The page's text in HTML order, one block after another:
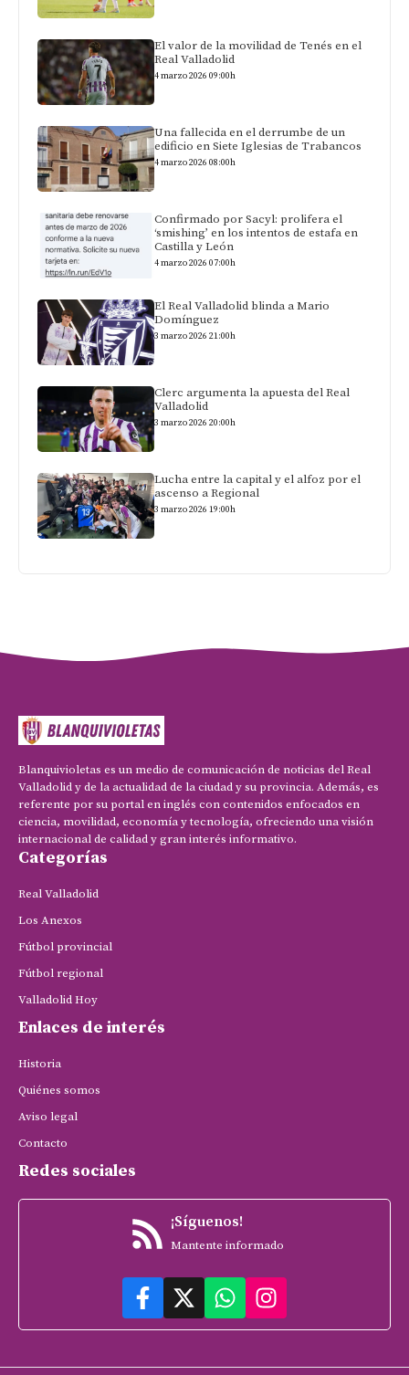
El valor de la movilidad de Tenés en el
Real Valladolid
4 marzo 2026 09:00h
Una fallecida en el derrumbe de un
edificio en Siete Iglesias de Trabancos
4 marzo 2026 08:00h
Confirmado por Sacyl: prolifera el
‘smishing’ en los intentos de estafa en
Castilla y León
4 marzo 2026 07:00h
El Real Valladolid blinda a Mario
Domínguez
3 marzo 2026 21:00h
Clerc argumenta la apuesta del Real
Valladolid
3 marzo 2026 20:00h
Lucha entre la capital y el alfoz por el
ascenso a Regional
3 marzo 2026 19:00h
Blanquivioletas es un medio de comunicación de noticias del Real
Valladolid y de la actualidad de la ciudad y su provincia. Además, es
referente por su portal en inglés con contenidos enfocados en
ciencia, movilidad, economía y tecnología, ofreciendo una visión
internacional de calidad y gran interés informativo.
Categorías
Real Valladolid
Los Anexos
Fútbol provincial
Fútbol regional
Valladolid Hoy
Enlaces de interés
Historia
Quiénes somos
Aviso legal
Contacto
Redes sociales
¡Síguenos!
Mantente informado